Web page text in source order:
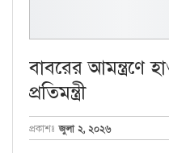
বাবরের আমন্ত্রণে
প্রতিমন্ত্রী
প্রকাশঃ জুলা ২, ২০২৬